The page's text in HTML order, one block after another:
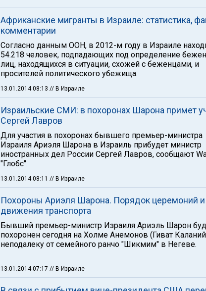
Африканские мигранты в Израиле: статистика,
комментарии
Согласно данным ООН, в 2012-м году в Израиле
54.218 человек, подпадающих под определение
лиц, находящихся в ситуации, схожей с беженцами, и
просителей политического убежища.
13.01.2014 08:13 // В Израиле
Израильские СМИ: в похоронах Шарона примет
Сергей Лавров
Для участия в похоронах бывшего премьер-министра
Израиля Ариэля Шарона в Израиль прибудет министр
иностранных дел России Сергей Лавров, сообщают
"Глобс".
13.01.2014 08:11 // В Израиле
Похороны Ариэля Шарона. Порядок церемоний и
движения транспорта
Бывший премьер-министр Израиля Ариэль Шарон
похоронен сегодня на Холме Анемонов (Гиват
неподалеку от семейного ранчо "Шикмим" в Негеве.
13.01.2014 07:17 // В Израиле